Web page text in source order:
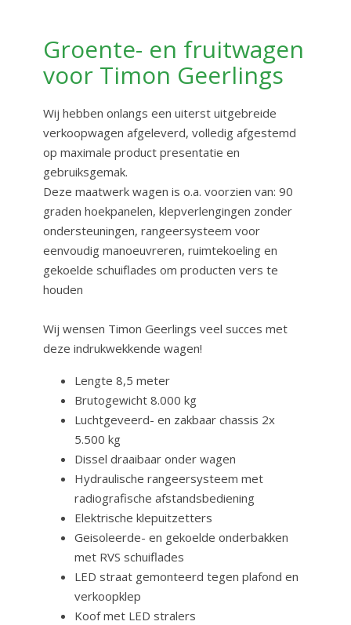
Groente- en fruitwagen
voor Timon Geerlings
Wij hebben onlangs een uiterst uitgebreide
verkoopwagen afgeleverd, volledig afgestemd
op maximale product presentatie en
gebruiksgemak.
Deze maatwerk wagen is o.a. voorzien van: 90
graden hoekpanelen, klepverlengingen zonder
ondersteuningen, rangeersysteem voor
eenvoudig manoeuvreren, ruimtekoeling en
gekoelde schuiflades om producten vers te
houden
Wij wensen Timon Geerlings veel succes met
deze indrukwekkende wagen!
Lengte 8,5 meter
Brutogewicht 8.000 kg
Luchtgeveerd- en zakbaar chassis 2x
5.500 kg
Dissel draaibaar onder wagen
Hydraulische rangeersysteem met
radiografische afstandsbediening
Elektrische klepuitzetters
Geisoleerde- en gekoelde onderbakken
met RVS schuiflades
LED straat gemonteerd tegen plafond en
verkoopklep
Koof met LED stralers